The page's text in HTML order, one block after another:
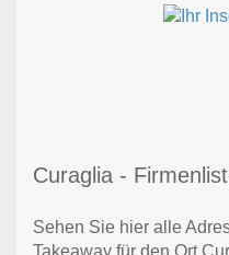
Curaglia -
Sehen Sie hier alle
Takeaway für den Ort